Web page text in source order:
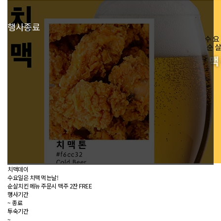
행사종료
치맥데이
수요일은 치맥 먹는날!
순살치킨 메뉴 주문시 맥주 2잔 FREE
행사기간
~종료
투숙기간
~